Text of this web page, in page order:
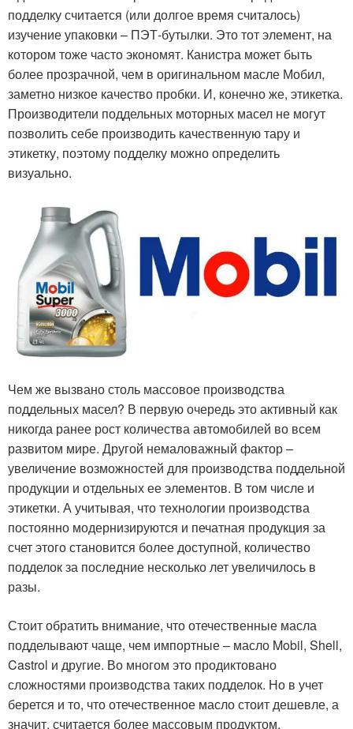
подделку считается (или долгое время считалось)
изучение упаковки – ПЭТ-бутылки. Это тот элемент, на
котором тоже часто экономят. Канистра может быть
более прозрачной, чем в оригинальном масле Мобил,
заметно низкое качество пробки. И, конечно же, этикетка.
Производители поддельных моторных масел не могут
позволить себе производить качественную тару и
этикетку, поэтому подделку можно определить
визуально.
Чем же вызвано столь массовое производства
поддельных масел? В первую очередь это активный как
никогда ранее рост количества автомобилей во всем
развитом мире. Другой немаловажный фактор –
увеличение возможностей для производства поддельной
продукции и отдельных ее элементов. В том числе и
этикетки. А учитывая, что технологии производства
постоянно модернизируются и печатная продукция за
счет этого становится более доступной, количество
подделок за последние несколько лет увеличилось в
разы.
Стоит обратить внимание, что отечественные масла
подделывают чаще, чем импортные – масло Mobil, Shell,
Castrol и другие. Во многом это продиктовано
сложностями производства таких подделок. Но в учет
берется и то, что отечественное масло стоит дешевле, а
значит, считается более массовым продуктом.